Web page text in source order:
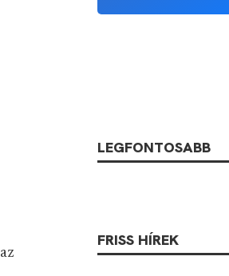
az
LEGFONTOSABB
FRISS HÍREK